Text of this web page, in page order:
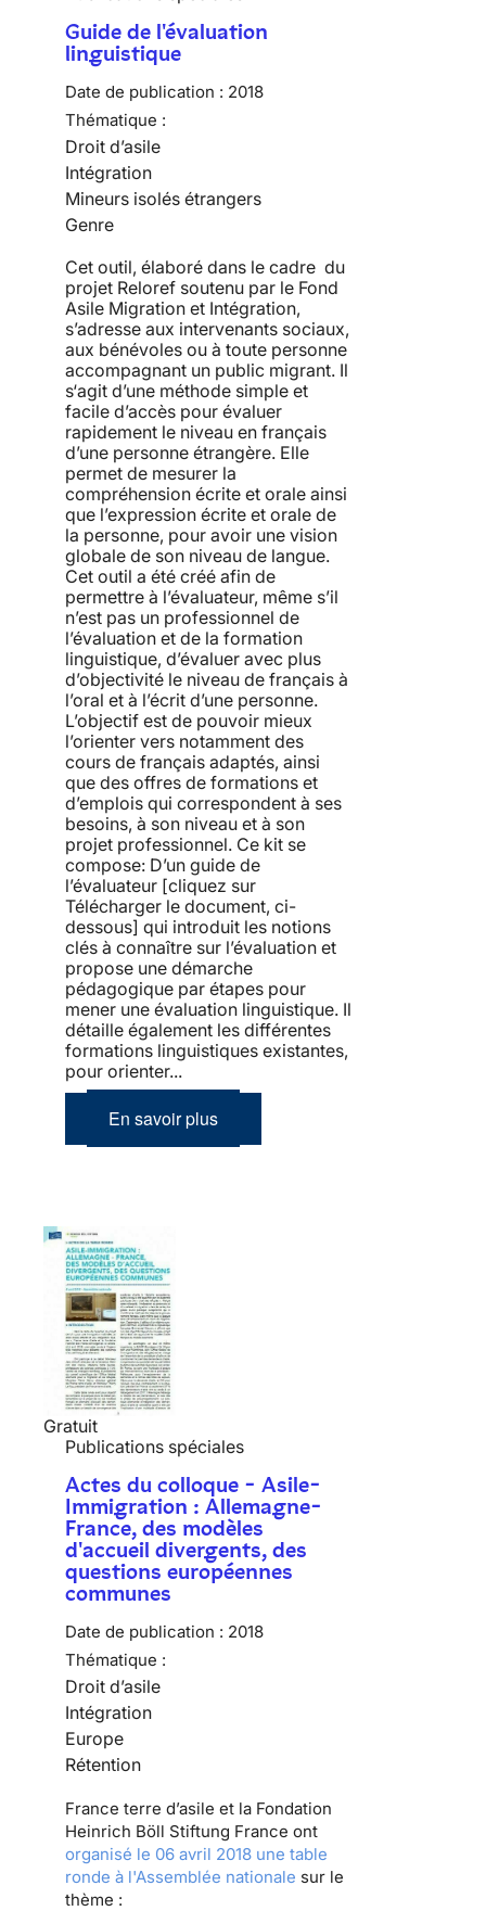
Guide de l'évaluation
linguistique
Date de publication : 2018
Thématique :
Droit d’asile
Intégration
Mineurs isolés étrangers
Genre
Cet outil, élaboré dans le cadre du
projet Reloref soutenu par le Fond
Asile Migration et Intégration,
s’adresse aux intervenants sociaux,
aux bénévoles ou à toute personne
accompagnant un public migrant. Il
s‘agit d’une méthode simple et
facile d’accès pour évaluer
rapidement le niveau en français
d’une personne étrangère. Elle
permet de mesurer la
compréhension écrite et orale ainsi
que l’expression écrite et orale de
la personne, pour avoir une vision
globale de son niveau de langue.
Cet outil a été créé afin de
permettre à l’évaluateur, même s’il
n’est pas un professionnel de
l’évaluation et de la formation
linguistique, d’évaluer avec plus
d’objectivité le niveau de français à
l’oral et à l’écrit d’une personne.
L’objectif est de pouvoir mieux
l’orienter vers notamment des
cours de français adaptés, ainsi
que des offres de formations et
d’emplois qui correspondent à ses
besoins, à son niveau et à son
projet professionnel. Ce kit se
compose: D’un guide de
l’évaluateur [cliquez sur
Télécharger le document, ci-
dessous] qui introduit les notions
clés à connaître sur l’évaluation et
propose une démarche
pédagogique par étapes pour
mener une évaluation linguistique. Il
détaille également les différentes
formations linguistiques existantes,
pour orienter...
En savoir plus
Gratuit
Publications spéciales
Actes du colloque - Asile-
Immigration : Allemagne-
France, des modèles
d'accueil divergents, des
questions européennes
communes
Date de publication : 2018
Thématique :
Droit d’asile
Intégration
Europe
Rétention
France terre d’asile et la Fondation
Heinrich Böll Stiftung France ont
organisé le 06 avril 2018 une table
ronde à l'Assemblée nationale sur le
thème :